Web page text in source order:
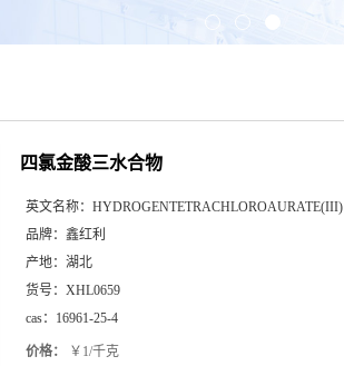
四氯金酸三水合物
英文名称： HYDROGENTETRACHLOROAURATE(III)
品牌： 鑫红利
产地： 湖北
货号： XHL0659
cas： 16961-25-4
价格： ￥1/千克